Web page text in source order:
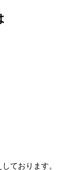
ております。